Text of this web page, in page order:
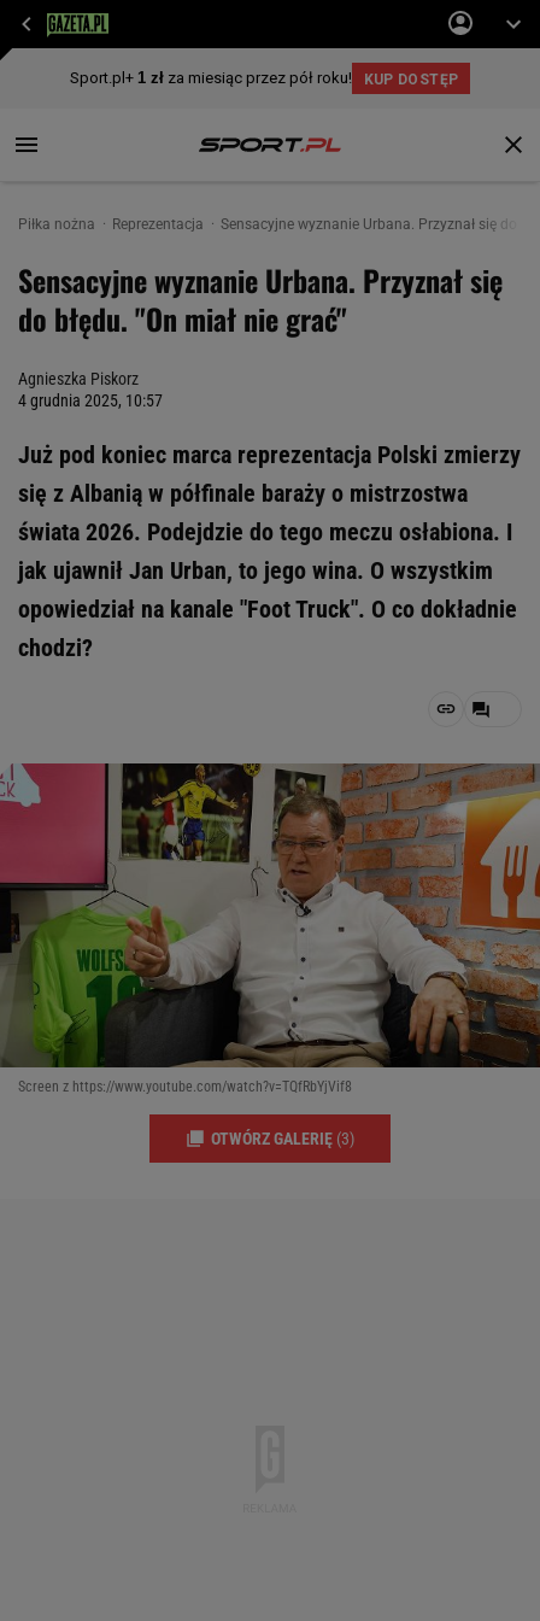
Piłka nożna Reprezentacja Sensacyjne wyznanie Urbana. Przyznał się do
Sensacyjne wyznanie Urbana. Przyznał się
do błędu. "On miał nie grać"
Agnieszka Piskorz
4 grudnia 2025, 10:57
Już pod koniec marca reprezentacja Polski zmierzy
się z Albanią w półfinale baraży o mistrzostwa
świata 2026. Podejdzie do tego meczu osłabiona. I
jak ujawnił Jan Urban, to jego wina. O wszystkim
opowiedział na kanale "Foot Truck". O co dokładnie
chodzi?
Screen z https://www.youtube.com/watch?v=TQfRbYjVif8
OTWÓRZ GALERIĘ (3)